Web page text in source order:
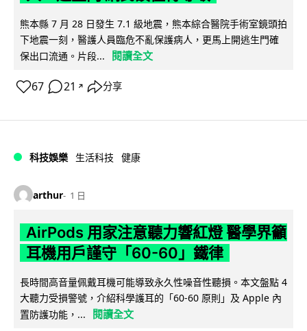
熊本縣 7 月 28 日發生 7.1 級地震，熊本綜合醫院手術室鏡頭拍
下地震一刻，醫護人員臨危不亂保護病人，更馬上開逃生門確
保出口流通。片段...
閱讀全文
67 21 ↗ 分享
科技娛樂 生活科技 健康
arthur 1 日
AirPods 用家注意聽力響紅燈 醫學界籲
耳機用戶謹守「60-60」鐵律
長時間高音量佩戴耳機可能導致永久性噪音性聽損。本文盤點 4
大聽力受損警號，介紹科學護耳的「60-60 原則」及 Apple 內
置防護功能，...
閱讀全文